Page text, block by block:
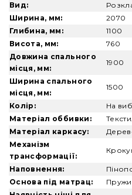
Вид:
Ширина, мм:
2070
Глибина, мм:
1100
Висота, мм:
760
Довжина спального
місця, мм:
1900
Ширина спального
місця, мм:
1500
Колір:
На
Матеріал оббивки:
Матеріал каркасу:
Механізм
трансформації:
Наповнення:
Основа під матрац: